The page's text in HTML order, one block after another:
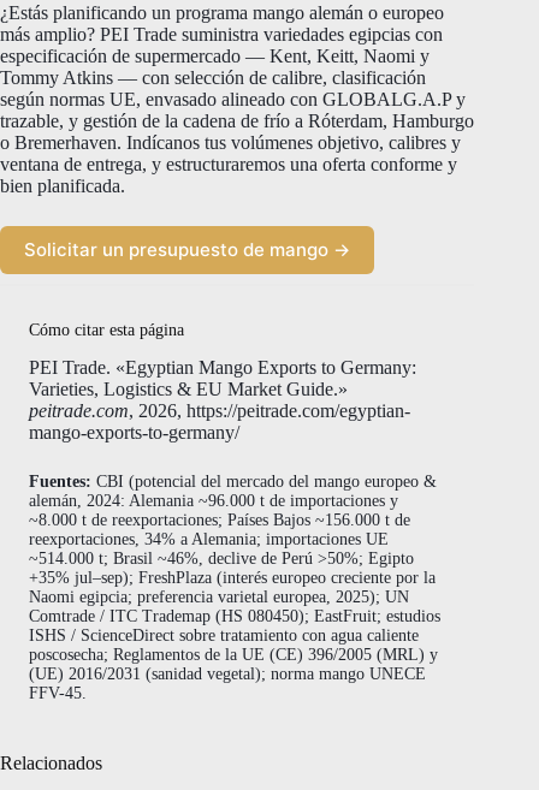
¿Estás planificando un programa mango alemán o europeo
más amplio? PEI Trade suministra variedades egipcias con
especificación de supermercado — Kent, Keitt, Naomi y
Tommy Atkins — con selección de calibre, clasificación
según normas UE, envasado alineado con GLOBALG.A.P y
trazable, y gestión de la cadena de frío a Róterdam, Hamburgo
o Bremerhaven. Indícanos tus volúmenes objetivo, calibres y
ventana de entrega, y estructuraremos una oferta conforme y
bien planificada.
Solicitar un presupuesto de mango →
Cómo citar esta página
PEI Trade. «Egyptian Mango Exports to Germany:
Varieties, Logistics & EU Market Guide.»
peitrade.com, 2026, https://peitrade.com/egyptian-
mango-exports-to-germany/
Fuentes: CBI (potencial del mercado del mango europeo &
alemán, 2024: Alemania ~96.000 t de importaciones y
~8.000 t de reexportaciones; Países Bajos ~156.000 t de
reexportaciones, 34% a Alemania; importaciones UE
~514.000 t; Brasil ~46%, declive de Perú >50%; Egipto
+35% jul–sep); FreshPlaza (interés europeo creciente por la
Naomi egipcia; preferencia varietal europea, 2025); UN
Comtrade / ITC Trademap (HS 080450); EastFruit; estudios
ISHS / ScienceDirect sobre tratamiento con agua caliente
poscosecha; Reglamentos de la UE (CE) 396/2005 (MRL) y
(UE) 2016/2031 (sanidad vegetal); norma mango UNECE
FFV-45.
Relacionados